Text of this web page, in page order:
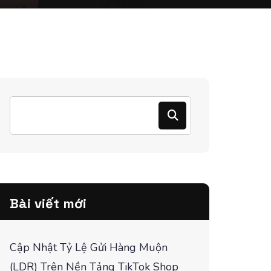
Bài viết mới
Cập Nhật Tỷ Lệ Gửi Hàng Muộn
(LDR) Trên Nền Tảng TikTok Shop